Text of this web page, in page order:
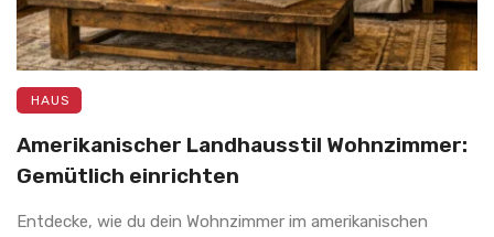
HAUS
Amerikanischer Landhausstil Wohnzimmer:
Gemütlich einrichten
Entdecke, wie du dein Wohnzimmer im amerikanischen